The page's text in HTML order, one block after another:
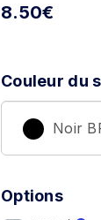
8.50€
Couleur du
Noir
Options